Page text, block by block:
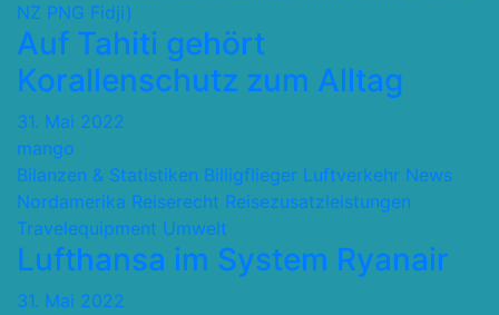
NZ PNG Fidji)
Auf Tahiti gehört
Korallenschutz zum Alltag
31. Mai 2022
mango
Bilanzen & Statistiken Billigflieger Luftverkehr News
Nordamerika Reiserecht Reisezusatzleistungen
Travelequipment Umwelt
Lufthansa im System Ryanair
31. Mai 2022